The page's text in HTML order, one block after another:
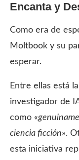
Encanta y
Como era de
Moltbook y su
esperar.
Entre ellas está
investigador de
como «
ciencia ficción».
esta iniciativa